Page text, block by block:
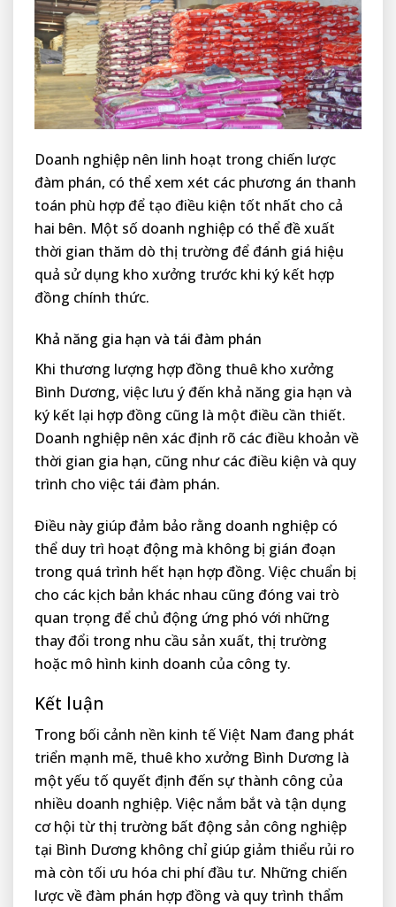
Doanh nghiệp nên linh hoạt trong chiến lược
đàm phán, có thể xem xét các phương án thanh
toán phù hợp để tạo điều kiện tốt nhất cho cả
hai bên. Một số doanh nghiệp có thể đề xuất
thời gian thăm dò thị trường để đánh giá hiệu
quả sử dụng kho xưởng trước khi ký kết hợp
đồng chính thức.
Khả năng gia hạn và tái đàm phán
Khi thương lượng hợp đồng thuê kho xưởng
Bình Dương, việc lưu ý đến khả năng gia hạn và
ký kết lại hợp đồng cũng là một điều cần thiết.
Doanh nghiệp nên xác định rõ các điều khoản về
thời gian gia hạn, cũng như các điều kiện và quy
trình cho việc tái đàm phán.
Điều này giúp đảm bảo rằng doanh nghiệp có
thể duy trì hoạt động mà không bị gián đoạn
trong quá trình hết hạn hợp đồng. Việc chuẩn bị
cho các kịch bản khác nhau cũng đóng vai trò
quan trọng để chủ động ứng phó với những
thay đổi trong nhu cầu sản xuất, thị trường
hoặc mô hình kinh doanh của công ty.
Kết luận
Trong bối cảnh nền kinh tế Việt Nam đang phát
triển mạnh mẽ, thuê kho xưởng Bình Dương là
một yếu tố quyết định đến sự thành công của
nhiều doanh nghiệp. Việc nắm bắt và tận dụng
cơ hội từ thị trường bất động sản công nghiệp
tại Bình Dương không chỉ giúp giảm thiểu rủi ro
mà còn tối ưu hóa chi phí đầu tư. Những chiến
lược về đàm phán hợp đồng và quy trình thẩm